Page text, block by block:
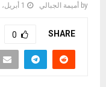
by أميمة الجبالي 1 أبريل، 2023
SHARE
0